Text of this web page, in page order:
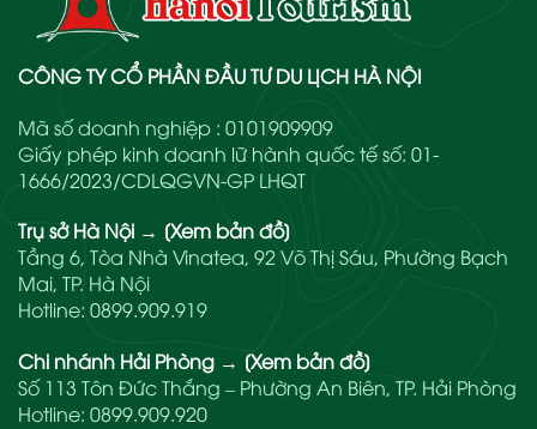
CÔNG TY CỔ PHẦN ĐẦU TƯ DU LỊCH HÀ NỘI
Mã số doanh nghiệp : 0101909909
Giấy phép kinh doanh lữ hành quốc tế số: 01-
1666/2023/CDLQGVN-GP LHQT
Trụ sở Hà Nội → [Xem bản đồ]
Tầng 6, Tòa Nhà Vinatea, 92 Võ Thị Sáu, Phường Bạch
Mai, TP. Hà Nội
Hotline: 0899.909.919
Chi nhánh Hải Phòng → [Xem bản đồ]
Số 113 Tôn Đức Thắng – Phường An Biên, TP. Hải Phòng
Hotline: 0899.909.920